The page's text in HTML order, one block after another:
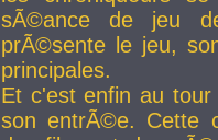
sÃ©ance de jeu
prÃ©sente le jeu,
principales.
Et c'est enfin au
son entrÃ©e. Cette